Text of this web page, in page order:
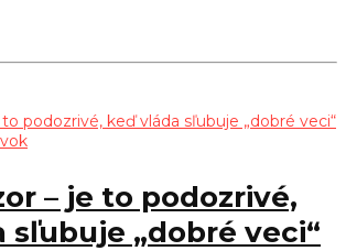
– je to podozrivé,
sľubuje „dobré veci“